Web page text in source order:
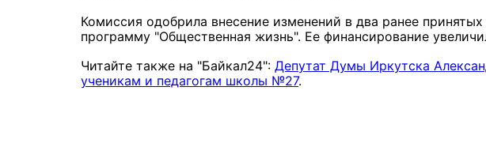
Комиссия одобрила внесение изменений в два ранее
программу "Общественная жизнь". Ее финансирование
Читайте также на "Байкал24": Депутат Думы Иркутска
ученикам и педагогам школы №27.